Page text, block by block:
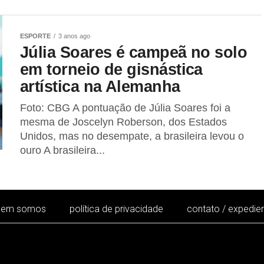
ESPORTE 3 anos ago
Júlia Soares é campeã no solo
em torneio de gisnástica
artística na Alemanha
Foto: CBG A pontuação de Júlia Soares foi a
mesma de Joscelyn Roberson, dos Estados
Unidos, mas no desempate, a brasileira levou o
ouro A brasileira...
somos política de privacidade contato /